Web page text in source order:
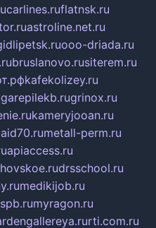
carlines.ruflatnsk.ru
astroline.net.ru
ooo-driada.ru
bruslanovo.rusiterem.ru
kafekolizey.ru
grinox.ru
kameryjooan.ru
aid70.rumetall-perm.ru
apiaccess.ru
drsschool.ru
medikijob.ru
myragon.ru
rti.com.ru